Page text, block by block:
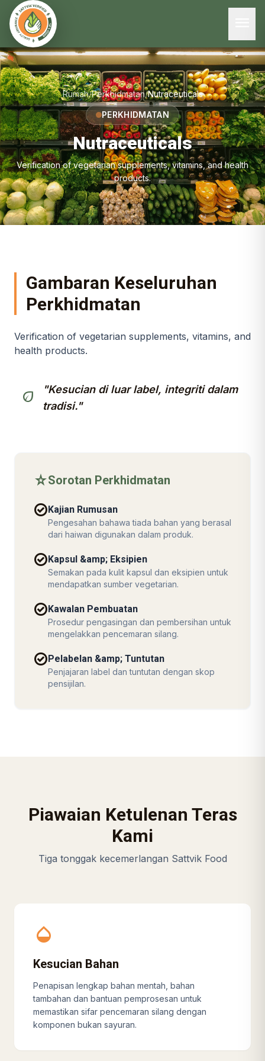
Rumah/Perkhidmatan/Nutraceuticals
PERKHIDMATAN
Nutraceuticals
Verification of vegetarian supplements, vitamins, and health
products.
Gambaran Keseluruhan
Perkhidmatan
Verification of vegetarian supplements, vitamins, and
health products.
eco
"Kesucian di luar label, integriti dalam
tradisi."
star_rateSorotan Perkhidmatan
check_circleKajian Rumusan
Pengesahan bahawa tiada bahan yang berasal
dari haiwan digunakan dalam produk.
check_circleKapsul &amp; Eksipien
Semakan pada kulit kapsul dan eksipien untuk
mendapatkan sumber vegetarian.
check_circleKawalan Pembuatan
Prosedur pengasingan dan pembersihan untuk
mengelakkan pencemaran silang.
check_circlePelabelan &amp; Tuntutan
Penjajaran label dan tuntutan dengan skop
pensijilan.
Piawaian Ketulenan Teras
Kami
Tiga tonggak kecemerlangan Sattvik Food
opacity
Kesucian Bahan
Penapisan lengkap bahan mentah, bahan
tambahan dan bantuan pemprosesan untuk
memastikan sifar pencemaran silang dengan
komponen bukan sayuran.